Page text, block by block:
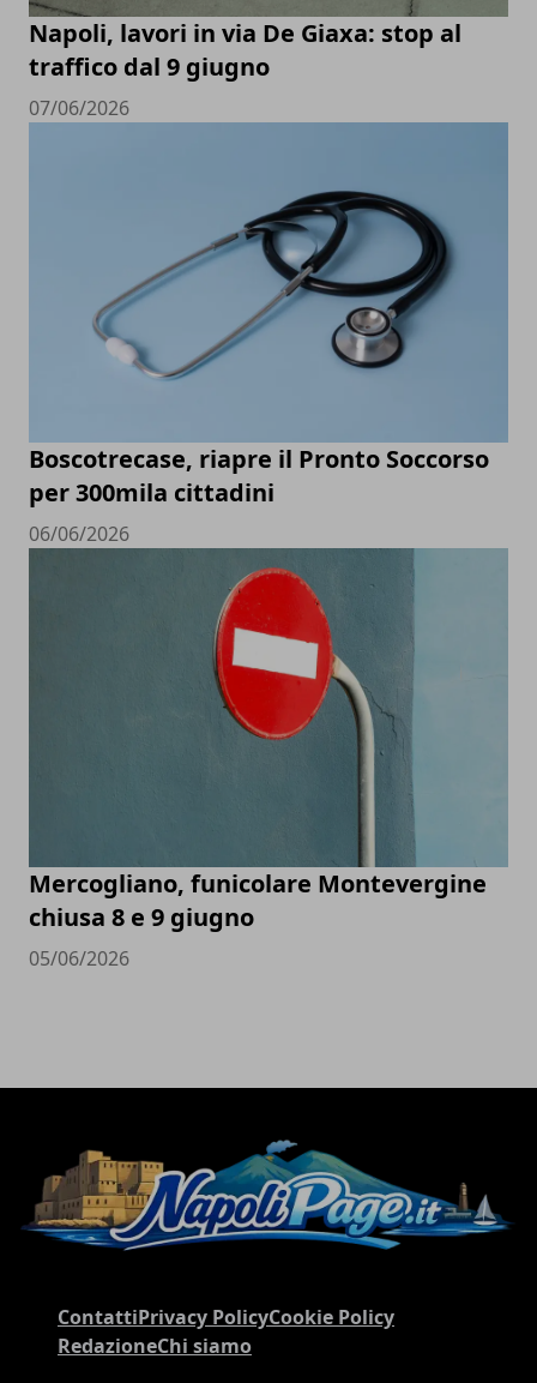
Napoli, lavori in via De Giaxa: stop al
traffico dal 9 giugno
07/06/2026
Boscotrecase, riapre il Pronto Soccorso
per 300mila cittadini
06/06/2026
Mercogliano, funicolare Montevergine
chiusa 8 e 9 giugno
05/06/2026
ContattiPrivacy PolicyCookie Policy
RedazioneChi siamo